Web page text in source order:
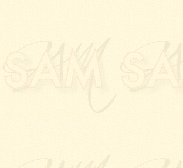
03.12.2021:
la
galerie
23.11.2021:
Maison des
02.04.2021:
Galerie
07.11.2020: